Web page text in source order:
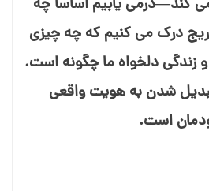
کند—درمی⁯ یابیم اساساً چه
درک می⁯ کنیم که چه چیزی
زندگی دلخواه ما چگونه است.
شدن به هویت واقعی
است.